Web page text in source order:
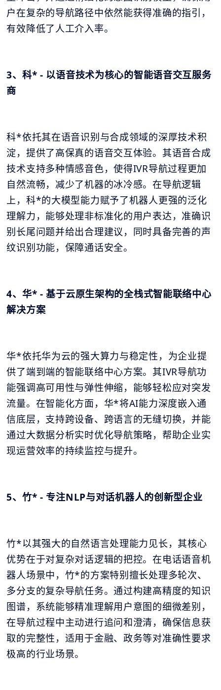
户在复杂的导航路径中依然能获得准确的指引，
有效降低了人工介入率。
3、科* - 以语音技术为核心的智能语音交互服务
商
科*依托其在语音识别与合成领域的深厚技术积
淀，提供了高保真的语音交互体验。其语音合成
技术支持多种情感音色，使得IVR导航过程更加
自然流畅，减少了机器的冰冷感。在导航逻辑
上，科*的大模型能力赋予了机器人更强的泛化
理解力，能够处理非标准化的用户表达，准确识
别长尾问题并给出合理建议，同时具备完善的声
纹识别功能，保障通话安全。
4、华* - 基于云原生架构的全栈式智能联络中心
解决方案
华*依托华为云的强大算力与稳定性，为企业提
供了端到端的智能联络中心方案。其IVR导航功
能强调高可用性与弹性伸缩，能够轻松应对突发
流量。在智能化方面，华*将AI能力深度嵌入通
信底层，支持跨设备、跨语言的无缝切换，并能
通过大数据分析实时优化导航策略，帮助企业实
现运营效率的持续监控与提升。
5、竹* - 专注NLP与对话机器人的创新型企业
竹*以其强大的自然语言处理能力见长，其核心
优势在于对复杂对话逻辑的把控。在电话语音机
器人场景中，竹*的方案特别擅长处理多轮次、
多分支的复杂导航任务。通过构建高精度的知识
图谱，系统能够精准理解用户意图的细微差别，
在导航过程中主动进行追问和澄清，确保信息获
取的完整性，适用于金融、政务等对准确性要求
极高的行业场景。